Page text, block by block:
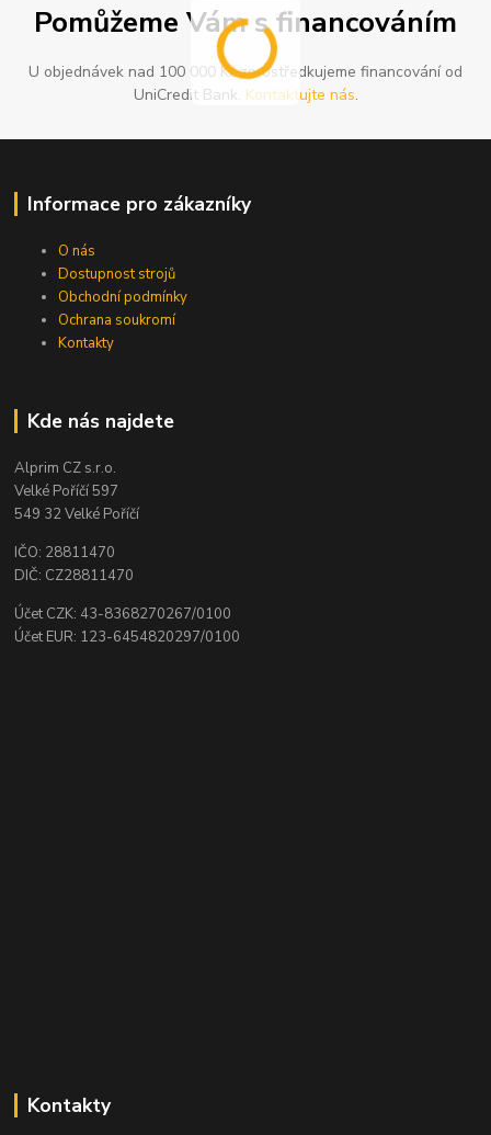
Pomůžeme Vám s financováním
U objednávek nad 100 000 Kč zprostředkujeme financování od
UniCredit Bank. Kontaktujte nás.
Informace pro zákazníky
O nás
Dostupnost strojů
Obchodní podmínky
Ochrana soukromí
Kontakty
Kde nás najdete
Alprim CZ s.r.o.
Velké Poříčí 597
549 32 Velké Poříčí
IČO: 28811470
DIČ: CZ28811470
Účet CZK: 43-8368270267/0100
Účet EUR: 123-6454820297/0100
Kontakty